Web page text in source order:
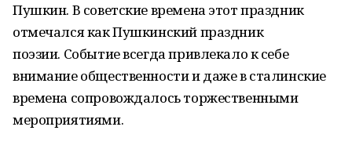
Пушкин. В советские времена этот праздник
отмечался как Пушкинский праздник
поэзии. Событие всегда привлекало к себе
внимание общественности и даже в сталинские
времена сопровождалось торжественными
мероприятиями.